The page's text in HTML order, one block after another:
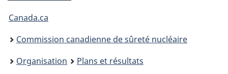
Vous
êtes
ici
Canada.ca
Commission canadienne de sûreté nucléaire
Organisation
Plans et résultats